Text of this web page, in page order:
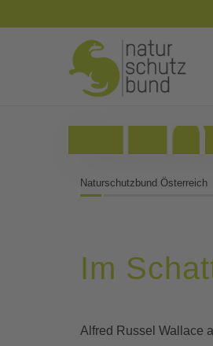
Naturschutzbund Österreich
Im
Alfred Russel Wallace